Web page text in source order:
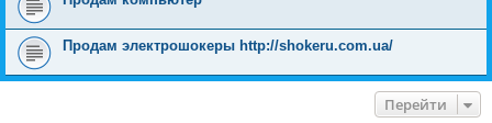
Продам электрошокеры http://shokeru.com.ua/
Перейти